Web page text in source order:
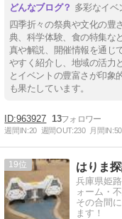
多彩なイベ
四季折々の祭典や文化の豊
典、科学体験、食の特集な
真や解説、開催情報を通じ
やすく紹介し、地域の活力
とイベントの豊富さが印象
も果たしています。
963927 13
週間IN:20 週間OUT:230 月間IN:50
19 はりま
兵庫県姫
ォーム・
その合間
ます！